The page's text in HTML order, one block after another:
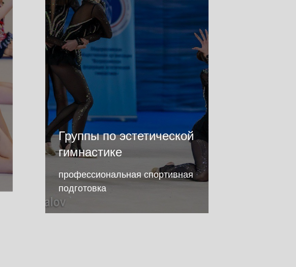
Группы по эстетической
гимнастике
профессиональная спортивная
подготовка